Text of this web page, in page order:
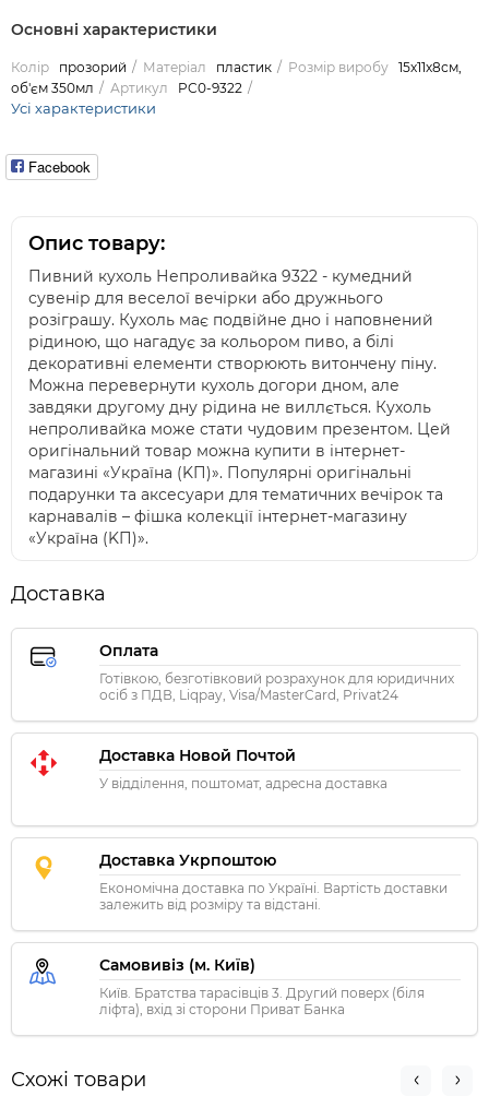
Основні характеристики
Колір прозорий Матеріал пластик Розмір виробу 15х11х8см,
об'єм 350мл
Артикул PC0-9322
Усі характеристики
Facebook
Опис товару:
Пивний кухоль Непроливайка 9322 - кумедний
сувенір для веселої вечірки або дружнього
розіграшу. Кухоль має подвійне дно і наповнений
рідиною, що нагадує за кольором пиво, а білі
декоративні елементи створюють витончену піну.
Можна перевернути кухоль догори дном, але
завдяки другому дну рідина не виллється. Кухоль
непроливайка може стати чудовим презентом. Цей
оригінальний товар можна купити в інтернет-
магазині «Україна (KП)». Популярні оригінальні
подарунки та аксесуари для тематичних вечірок та
карнавалів – фішка колекції інтернет-магазину
«Україна (KП)».
Доставка
Оплата
Готівкою, безготівковий розрахунок для юридичних
осіб з ПДВ, Liqpay, Visa/MasterCard, Privat24
Доставка Новой Почтой
У відділення, поштомат, адресна доставка
Доставка Укрпоштою
Економічна доставка по Україні. Вартість доставки
залежить від розміру та відстані.
Самовивіз (м. Київ)
Київ. Братства тарасівців 3. Другий поверх (біля
ліфта), вхід зі сторони Приват Банка
Схожі товари